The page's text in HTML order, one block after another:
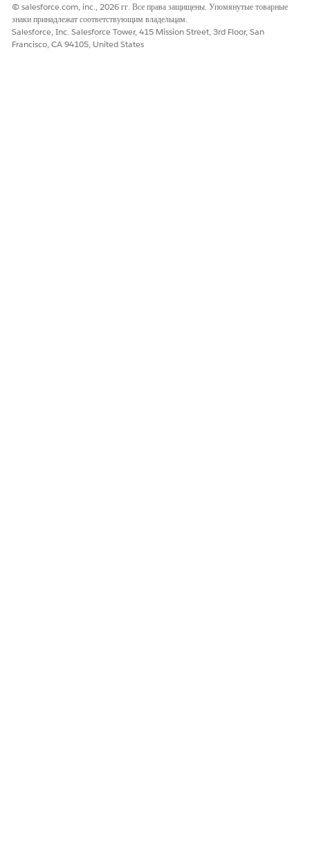
© salesforce.com, inc., 2026 гг. Все права защищены. Упомянутые товарные
знаки принадлежат соответствующим владельцам.
Salesforce, Inc. Salesforce Tower, 415 Mission Street, 3rd Floor, San
Francisco, CA 94105, United States